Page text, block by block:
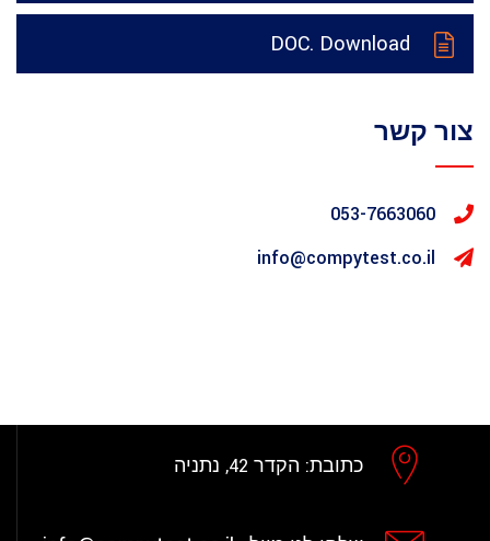
DOC. Download
צור קשר
053-7663060
info@compytest.co.il
כתובת: הקדר 42, נתניה